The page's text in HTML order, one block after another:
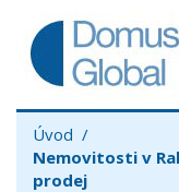
Úvod
Nemovitosti v
prodej